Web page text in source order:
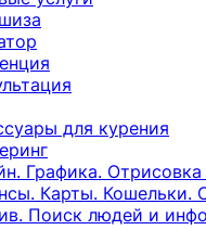
для курения
Графика.
Карты. Кошельки.
Поиск людей и